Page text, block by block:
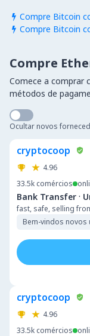
 Compre Bitcoin
 Compre Bitcoin
Compre
Comece a comprar
métodos de
Ocultar novos
cryptocoop
4.96
33.5k comércios
Bank Transfer ·
fast, safe, selling
Bem-vindos novos
cryptocoop
4.96
33.5k comércios